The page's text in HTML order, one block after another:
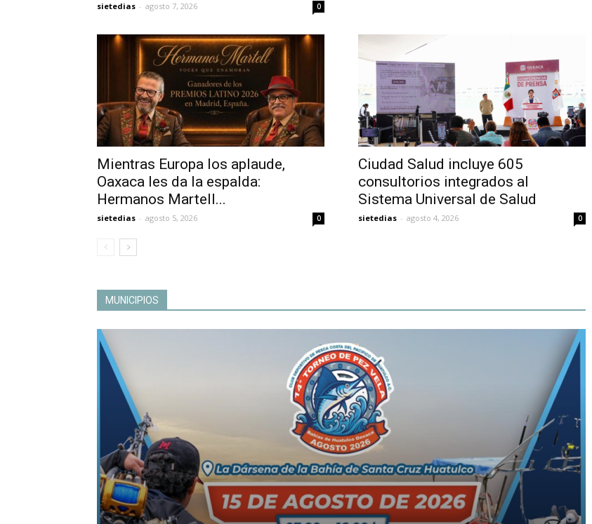
sietedias - agosto 7, 2026 0
Mientras Europa los aplaude,
Oaxaca les da la espalda:
Hermanos Martell...
sietedias - agosto 5, 2026 0
Ciudad Salud incluye 605
consultorios integrados al
Sistema Universal de Salud
sietedias - agosto 4, 2026 0
MUNICIPIOS